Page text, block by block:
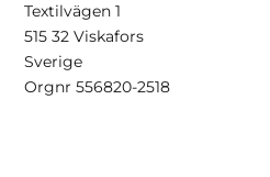
Textilvägen 1
515 32 Viskafors
Sverige
Orgnr 556820-2518